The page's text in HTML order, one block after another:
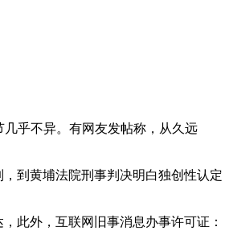
乎不异。有网友发帖称，从久远
到黄埔法院刑事判决明白独创性认定
此外，互联网旧事消息办事许可证：